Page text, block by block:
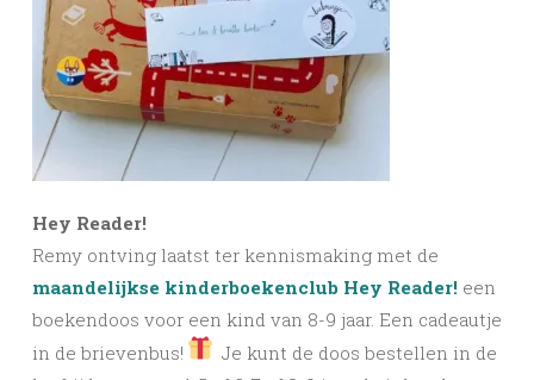
Hey Reader!
Remy ontving laatst ter kennismaking met de
maandelijkse kinderboekenclub Hey Reader! een
boekendoos voor een kind van 8-9 jaar. Een cadeautje
in de brievenbus!
Je kunt de doos bestellen in de